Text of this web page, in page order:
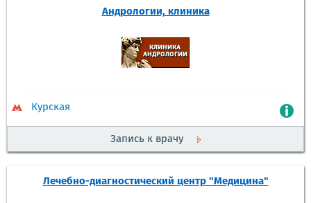
Андрологии, клиника
Курская
Запись к врачу
Лечебно-диагностический центр "Медицина"